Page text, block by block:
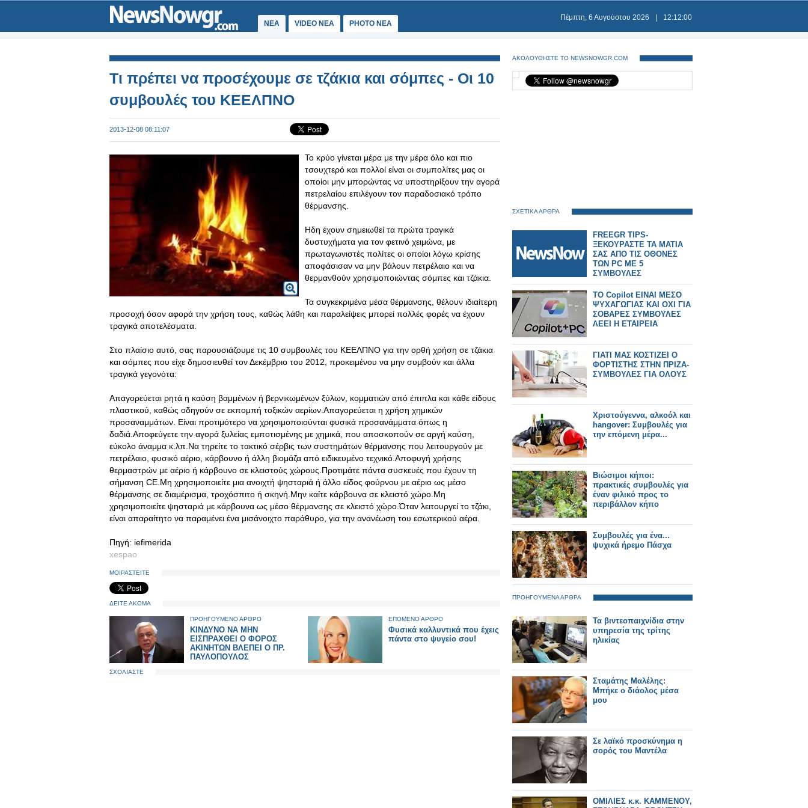
ΝΕΑ VIDEO NEA PHOTO NEA
Πέμπτη, 6 Αυγούστου 2026 12:12:00
Τι πρέπει να προσέχουμε σε τζάκια και σόμπες - Οι 10
συμβουλές του ΚΕΕΛΠΝΟ
2013-12-08 08:11:07
Το κρύο γίνεται μέρα με την μέρα όλο και πιο
τσουχτερό και πολλοί είναι οι συμπολίτες μας οι
οποίοι μην μπορώντας να υποστηρίξουν την αγορά
πετρελαίου επιλέγουν τον παραδοσιακό τρόπο
θέρμανσης.
Ηδη έχουν σημειωθεί τα πρώτα τραγικά
δυστυχήματα για τον φετινό χειμώνα, με
πρωταγωνιστές πολίτες οι οποίοι λόγω κρίσης
αποφάσισαν να μην βάλουν πετρέλαιο και να
θερμανθούν χρησιμοποιώντας σόμπες και τζάκια.
Τα συγκεκριμένα μέσα θέρμανσης, θέλουν ιδιαίτερη
προσοχή όσον αφορά την χρήση τους, καθώς λάθη και παραλείψεις μπορεί πολλές φορές να έχουν
τραγικά αποτελέσματα.
Στο πλαίσιο αυτό, σας παρουσιάζουμε τις 10 συμβουλές του ΚΕΕΛΠΝΟ για την ορθή χρήση σε τζάκια
και σόμπες που είχε δημοσιευθεί τον Δεκέμβριο του 2012, προκειμένου να μην συμβούν και άλλα
τραγικά γεγονότα:
Απαγορεύεται ρητά η καύση βαμμένων ή βερνικωμένων ξύλων, κομματιών από έπιπλα και κάθε είδους
πλαστικού, καθώς οδηγούν σε εκπομπή τοξικών αερίων.Απαγορεύεται η χρήση χημικών
προσαναμμάτων. Είναι προτιμότερο να χρησιμοποιούνται φυσικά προσανάμματα όπως η
δαδιά.Αποφεύγετε την αγορά ξυλείας εμποτισμένης με χημικά, που αποσκοπούν σε αργή καύση,
εύκολο άναμμα κ.λπ.Να τηρείτε το τακτικό σέρβις των συστημάτων θέρμανσης που λειτουργούν με
πετρέλαιο, φυσικό αέριο, κάρβουνο ή άλλη βιομάζα από ειδικευμένο τεχνικό.Αποφυγή χρήσης
θερμαστρών με αέριο ή κάρβουνο σε κλειστούς χώρους.Προτιμάτε πάντα συσκευές που έχουν τη
σήμανση CE.Μη χρησιμοποιείτε μια ανοιχτή ψησταριά ή άλλο είδος φούρνου με αέριο ως μέσο
θέρμανσης σε διαμέρισμα, τροχόσπιτο ή σκηνή.Μην καίτε κάρβουνα σε κλειστό χώρο.Μη
χρησιμοποιείτε ψησταριά με κάρβουνα ως μέσο θέρμανσης σε κλειστό χώρο.Όταν λειτουργεί το τζάκι,
είναι απαραίτητο να παραμένει ένα μισάνοιχτο παράθυρο, για την ανανέωση του εσωτερικού αέρα.
Πηγή: iefimerida
xespao
ΜΟΙΡΑΣΤΕΙΤΕ
ΔΕΙΤΕ ΑΚΟΜΑ
ΠΡΟΗΓΟΥΜΕΝΟ ΑΡΘΡΟ
ΚΙΝΔΥΝΟ ΝΑ ΜΗΝ
ΕΙΣΠΡΑΧΘΕΙ Ο ΦΟΡΟΣ
ΑΚΙΝΗΤΩΝ ΒΛΕΠΕΙ Ο ΠΡ.
ΠΑΥΛΟΠΟΥΛΟΣ
ΕΠΟΜΕΝΟ ΑΡΘΡΟ
Φυσικά καλλυντικά που έχεις
πάντα στο ψυγείο σου!
ΣΧΟΛΙΑΣΤΕ
ΑΚΟΛΟΥΘΗΣΤΕ ΤΟ NEWSNOWGR.COM
ΣΧΕΤΙΚΑ ΑΡΘΡΑ
FREEGR TIPS-
ΞΕΚΟΥΡΑΣΤΕ ΤΑ ΜΑΤΙΑ
ΣΑΣ ΑΠΟ ΤΙΣ ΟΘΟΝΕΣ
ΤΩΝ PC ME 5
ΣΥΜΒΟΥΛΕΣ
TO Copilot ΕΙΝΑΙ ΜΕΣΟ
ΨΥΧΑΓΩΓΙΑΣ ΚΑΙ ΟΧΙ ΓΙΑ
ΣΟΒΑΡΕΣ ΣΥΜΒΟΥΛΕΣ
ΛΕΕΙ Η ΕΤΑΙΡΕΙΑ
ΓΙΑΤΙ ΜΑΣ ΚΟΣΤΙΖΕΙ Ο
ΦΟΡΤΙΣΤΗΣ ΣΤΗΝ ΠΡΙΖΑ-
ΣΥΜΒΟΥΛΕΣ ΓΙΑ ΟΛΟΥΣ
Χριστούγεννα, αλκοόλ και
hangover: Συμβουλές για
την επόμενη μέρα...
Βιώσιμοι κήποι:
πρακτικές συμβουλές για
έναν φιλικό προς το
περιβάλλον κήπο
Συμβουλές για ένα...
ψυχικά ήρεμο Πάσχα
ΠΡΟΗΓΟΥΜΕΝΑ ΑΡΘΡΑ
Τα βιντεοπαιχνίδια στην
υπηρεσία της τρίτης
ηλικίας
Σταμάτης Μαλέλης:
Μπήκε ο διάολος μέσα
μου
Σε λαϊκό προσκύνημα η
σορός του Μαντέλα
OMIΛΙΕΣ κ.κ. ΚΑΜΜΕΝΟΥ,